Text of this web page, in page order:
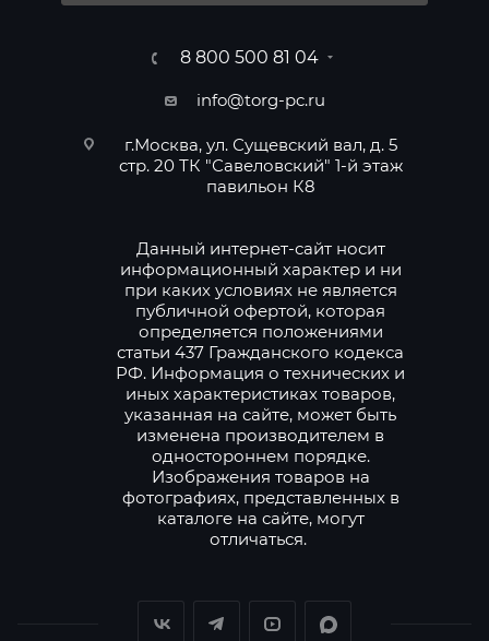
8 800 500 81 04
info@torg-pc.ru
г.Москва, ул. Сущевский вал, д. 5
стр. 20 ТК "Савеловский" 1-й этаж
павильон К8
Данный интернет-сайт носит
информационный характер и ни
при каких условиях не является
публичной офертой, которая
определяется положениями
статьи 437 Гражданского кодекса
РФ. Информация о технических и
иных характеристиках товаров,
указанная на сайте, может быть
изменена производителем в
одностороннем порядке.
Изображения товаров на
фотографиях, представленных в
каталоге на сайте, могут
отличаться.